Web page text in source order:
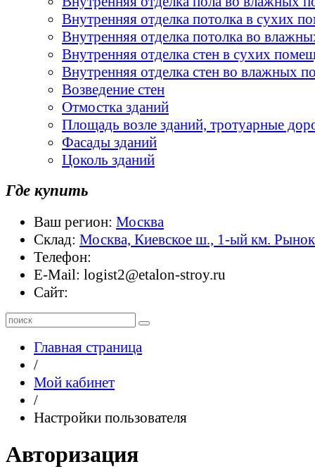
Внутренняя отделка потолка в сухих
Внутренняя отделка потолка во
Внутренняя отделка стен в сухих
Внутренняя отделка стен во влажных
Возведение стен
Отмостка зданий
Площадь возле зданий, тротуарные
Фасады зданий
Цоколь зданий
Где купить
Ваш регион: Москва
Склад: Москва, Киевское ш., 1-ый км.
Телефон:
E-Mail: logist2@etalon-stroy.ru
Сайт:
Главная страница
/
Мой кабинет
/
Настройки пользователя
Авторизация